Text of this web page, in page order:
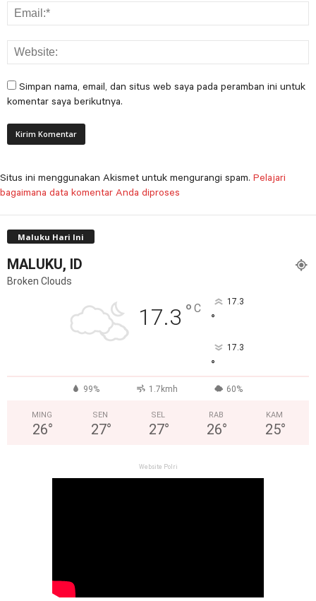
Simpan nama, email, dan situs web saya pada peramban ini untuk
komentar saya berikutnya.
Situs ini menggunakan Akismet untuk mengurangi spam. Pelajari
bagaimana data komentar Anda diproses
Maluku Hari Ini
MALUKU, ID
Broken Clouds
17.3 ° C 17.3
°
17.3
°
99% 1.7kmh 60%
MING
26°
SEN
27°
SEL
27°
RAB
26°
KAM
25°
Website Polri